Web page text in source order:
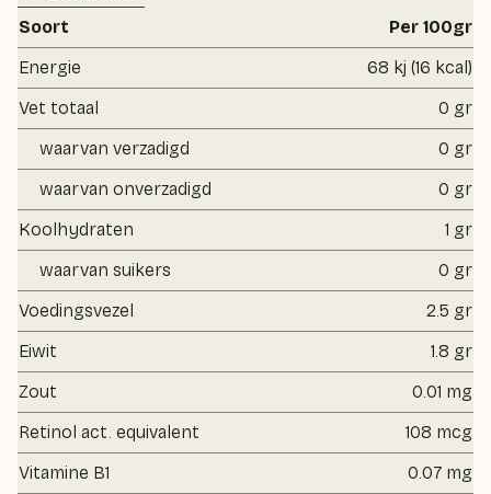
Soort
Per 100gr
Energie
68 kj (16 kcal)
Vet totaal
0 gr
waarvan verzadigd
0 gr
waarvan onverzadigd
0 gr
Koolhydraten
1 gr
waarvan suikers
0 gr
Voedingsvezel
2.5 gr
Eiwit
1.8 gr
Zout
0.01 mg
Retinol act. equivalent
108 mcg
Vitamine B1
0.07 mg